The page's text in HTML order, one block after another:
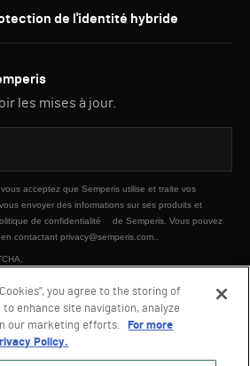
de l'identité hybride
les mises à jour.
acceptez que Semperis utilise et traite vos
envoyer des informations sur ses produits et
de confidentialité
de Semperis. Vous pouvez
contactant privacy@semperis.com..
ENVOYER
you agree to the storing of
enhance site navigation, analyze
our marketing efforts.
For more
Policy.